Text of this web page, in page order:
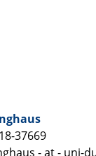
37669
- at - uni-